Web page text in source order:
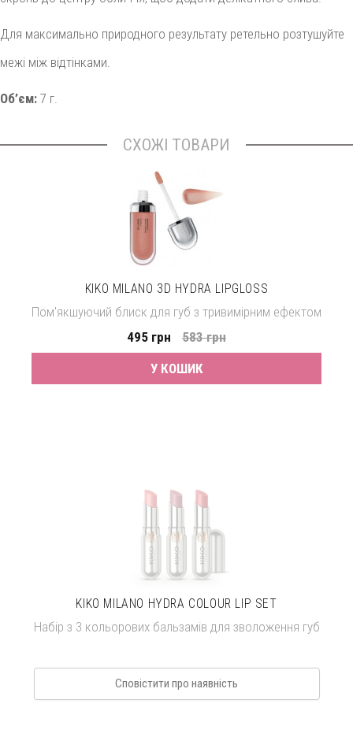
Для максимально природного результату ретельно розтушуйте
межі між відтінками.
Об’єм: 7 г.
СХОЖІ ТОВАРИ
KIKO MILANO 3D HYDRA LIPGLOSS
Пом'якшуючий блиск для губ з тривимірним ефектом
495 грн
583 грн
У КОШИК
KIKO MILANO HYDRA COLOUR LIP SET
Набір з 3 кольорових бальзамів для зволоження губ
Сповістити про наявність